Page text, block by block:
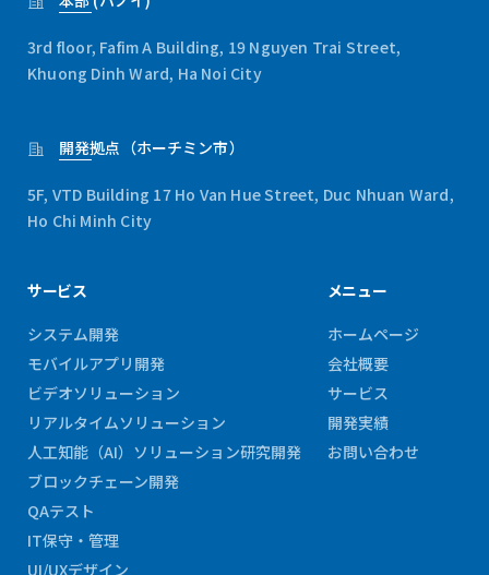
3rd floor, Fafim A Building, 19 Nguyen Trai Street,
Khuong Dinh Ward, Ha Noi City
開発拠点（ホーチミン市）
5F, VTD Building 17 Ho Van Hue Street, Duc Nhuan Ward,
Ho Chi Minh City
サービス
システム開発
モバイルアプリ開発
ビデオソリューション
リアルタイムソリューション
人工知能（AI）ソリューション研究開発
ブロックチェーン開発
QAテスト
IT保守・管理
UI/UXデザイン
メニュー
ホームページ
会社概要
サービス
開発実績
お問い合わせ